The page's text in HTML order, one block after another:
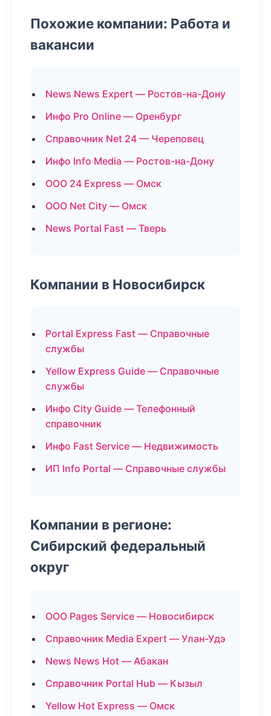
Похожие компании: Работа и
вакансии
News News Expert — Ростов-на-Дону
Инфо Pro Online — Оренбург
Справочник Net 24 — Череповец
Инфо Info Media — Ростов-на-Дону
ООО 24 Express — Омск
ООО Net City — Омск
News Portal Fast — Тверь
Компании в Новосибирск
Portal Express Fast — Справочные
службы
Yellow Express Guide — Справочные
службы
Инфо City Guide — Телефонный
справочник
Инфо Fast Service — Недвижимость
ИП Info Portal — Справочные службы
Компании в регионе:
Сибирский федеральный
округ
ООО Pages Service — Новосибирск
Справочник Media Expert — Улан-Удэ
News News Hot — Абакан
Справочник Portal Hub — Кызыл
Yellow Hot Express — Омск